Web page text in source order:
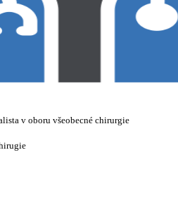
v oboru všeobecné chirurgie